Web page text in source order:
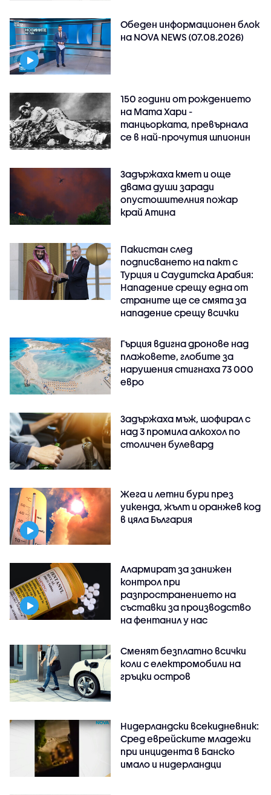
Обеден информационен блок
на NOVA NEWS (07.08.2026)
150 години от рождението
на Мата Хари -
танцьорката, превърнала
се в най-прочутия шпионин
Задържаха кмет и още
двама души заради
опустошителния пожар
край Атина
Пакистан след
подписването на пакт с
Турция и Саудитска Арабия:
Нападение срещу една от
страните ще се смята за
нападение срещу всички
Гърция вдигна дронове над
плажовете, глобите за
нарушения стигнаха 73 000
евро
Задържаха мъж, шофирал с
над 3 промила алкохол по
столичен булевард
Жега и летни бури през
уикенда, жълт и оранжев код
в цяла България
Алармират за занижен
контрол при
разпространението на
съставки за производство
на фентанил у нас
Сменят безплатно всички
коли с електромобили на
гръцки остров
Нидерландски всекидневник:
Сред еврейските младежи
при инцидента в Банско
имало и нидерландци